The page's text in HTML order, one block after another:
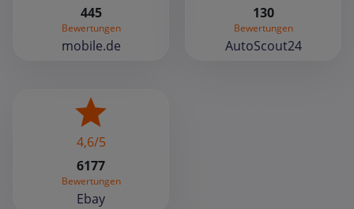
445
Bewertungen
mobile.de
130
Bewertungen
AutoScout24
4,6/5
6177
Bewertungen
Ebay